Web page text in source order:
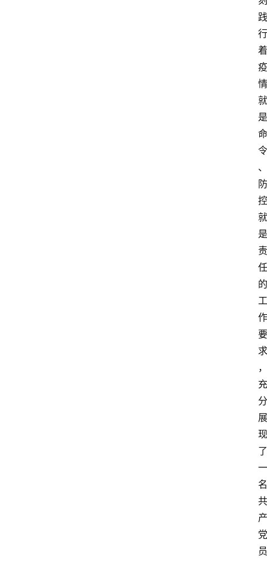
践
行
着
疫
情
就
是
命
令
、
防
控
就
是
责
任
的
工
作
要
求
，
充
分
展
现
了
一
名
共
产
党
员